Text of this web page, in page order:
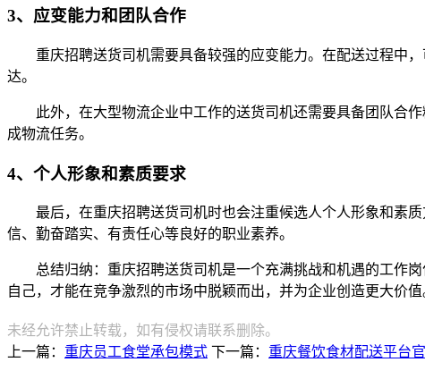
3、应变能力和团队合作
重庆招聘送货司机需要具备较强的应变能力。在配送过程中
达。
此外，在大型物流企业中工作的送货司机还需要具备团队合
成物流任务。
4、个人形象和素质要求
最后，在重庆招聘送货司机时也会注重候选人个人形象和素
信、勤奋踏实、有责任心等良好的职业素养。
总结归纳：重庆招聘送货司机是一个充满挑战和机遇的工作
自己，才能在竞争激烈的市场中脱颖而出，并为企业创造更大价
未经允许禁止转载，如有侵权请联系删除。
上一篇： 重庆员工食堂承包模式 下一篇： 重庆餐饮食材配送平台